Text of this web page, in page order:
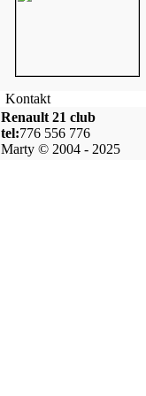
Kontakt
Renault 21 club
tel:776 556 776
Marty © 2004 - 2025